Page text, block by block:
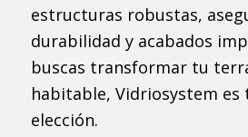
estructuras robustas,
durabilidad y acabados
buscas transformar tu
habitable, Vidriosystem es
elección.